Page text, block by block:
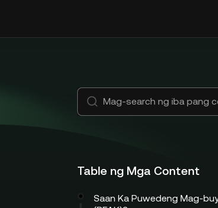
Table ng Mga Content
Saan Ka Puwedeng Mag-buy